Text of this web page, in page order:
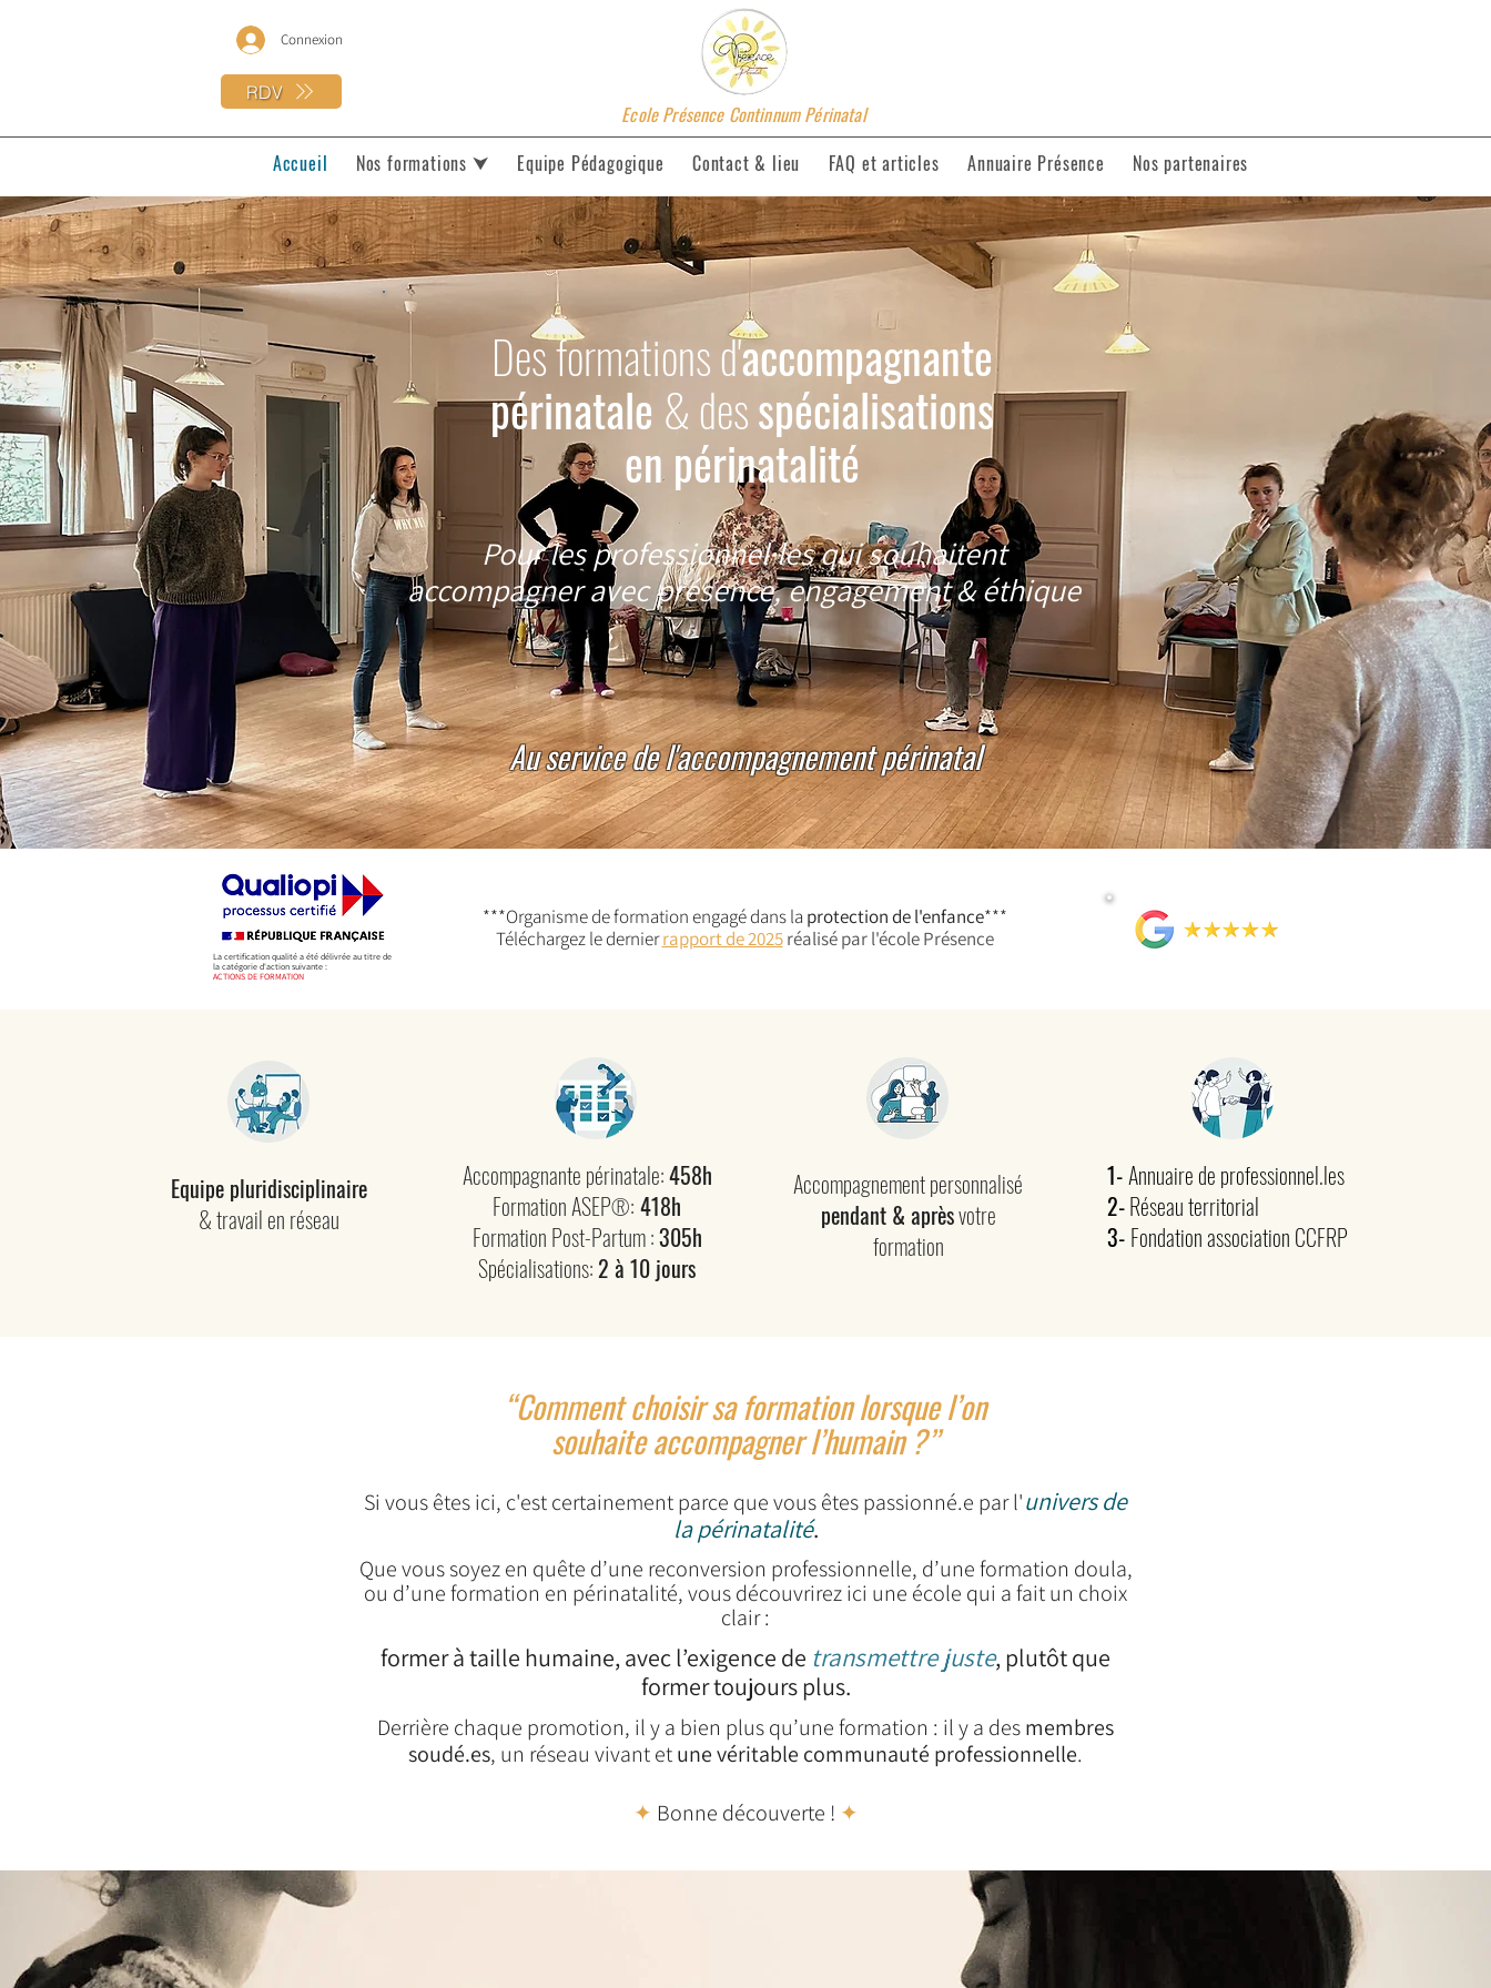
RDV
Connexion
Ecole Présence Continnum Périnatal
Accueil
Nos formations ⮟ Equipe Pédagogique Contact & lieu FAQ et articles Annuaire Présence Nos partenaires
Des formations d'accompagnante
périnatale & desspécialisations
en périnatalité
Pour les professionnel·les qui souhaitent
accompagner avec présence, engagement & éthique
Au service de l'accompagnement périnatal
La certification qualité a été délivrée au titre de
la catégorie d'action suivante :
ACTIONS DE FORMATION
***Organisme de formation engagé dans la protection de l'enfance***
Téléchargez le dernierrapport de 2025 réalisé par l'école Présence
Equipe pluridisciplinaire
& travail en réseau
Accompagnante périnatale:458h
Formation ASEP®: 418h
Formation Post-Partum :305h
Spécialisations:2 à 10 jours
Accompagnement personnalisé
pendant & aprèsvotre
formation
1-Annuaire de professionnel.les
2-Réseau territorial
3- Fondation association CCFRP
“Comment choisir sa formation lorsque l’on
souhaite accompagner l’humain ?”
​​Si vous êtes ici, c'est certainement parce que vous êtes passionné.e par l'univers de
la périnatalité.
Que vous soyez en quête d’une reconversion professionnelle, d’une formation doula,
ou d’une formation en périnatalité, vous découvrirez ici une école qui a fait un choix
clair :
former à taille humaine, avec l’exigence de transmettre juste, plutôt que
former toujours plus.
Derrière chaque promotion, il y a bien plus qu’une formation : il y a desmembres
soudé.es, un réseau vivant etune véritable communauté professionnelle.
✦ Bonne découverte ! ✦